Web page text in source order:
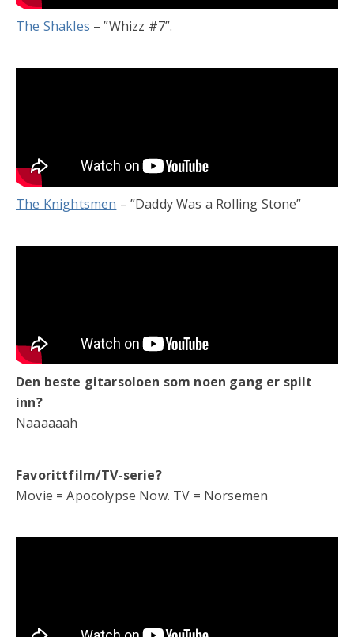
The Shakles – ”Whizz #7”.
The Knightsmen – ”Daddy Was a Rolling Stone”
Den beste gitarsoloen som noen gang er spilt
inn?
Naaaaaah
Favorittfilm/TV-serie?
Movie = Apocolypse Now. TV = Norsemen